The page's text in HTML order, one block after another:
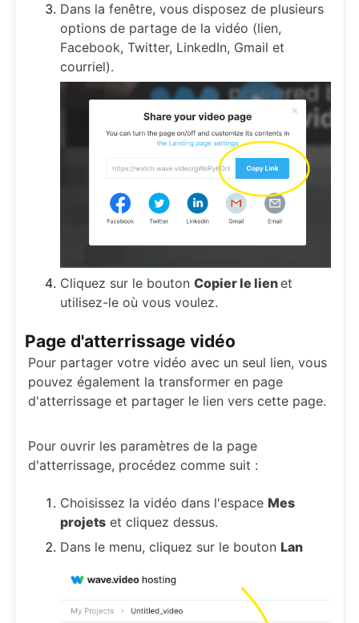
Dans la fenêtre, vous disposez de plusieurs
options de partage de la vidéo (lien,
Facebook, Twitter, LinkedIn, Gmail et
courriel).
Cliquez sur le bouton Copier le lienet
utilisez-le où vous voulez.
Page d'atterrissage vidéo
Pour partager votre vidéo avec un seul lien, vous
pouvez également la transformer en page
d'atterrissage et partager le lien vers cette page.
Pour ouvrir les paramètres de la page
d'atterrissage, procédez comme suit :
Choisissez la vidéo dans l'espace Mes
projets et cliquez dessus.
Dans le menu, cliquez sur le bouton Lan